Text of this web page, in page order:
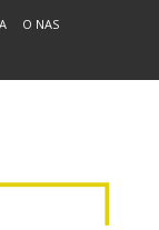
O NAS